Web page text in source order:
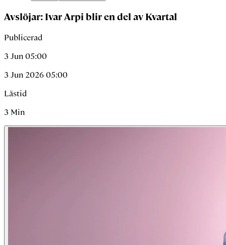
Avslöjar: Ivar Arpi blir en del av Kvartal
Publicerad
3 Jun 05:00
3 Jun 2026 05:00
Lästid
3 Min